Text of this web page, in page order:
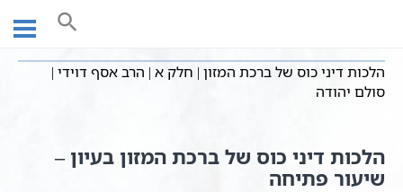
הלכות ברכות
הלכות דיני כוס של ברכת המזון | חלק א | הרב אסף דוידי |
סולם יהודה
הלכות דיני כוס של ברכת המזון בעיון –
שיעור פתיחה